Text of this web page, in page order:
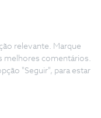
relevante. Marque
melhores comentários.
"Seguir", para estar